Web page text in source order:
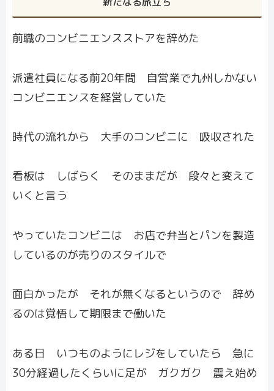
前職のコンビニエンスストアを辞めた
派遣社員になる前20年間 自営業で九州しかない
コンビニエンスを経営していた
時代の流れから 大手のコンビニに 吸収された
看板は しばらく そのままだが 段々と変えて
いくと言う
やっていたコンビニは お店で弁当とパンを製造
しているのが売りのスタイルで
面白かったが それが無くなるというので 辞め
るのは覚悟して期限まで働いた
ある日 いつものようにレジをしていたら 急に
30分経過したくらいに足が ガクガク 震え始め